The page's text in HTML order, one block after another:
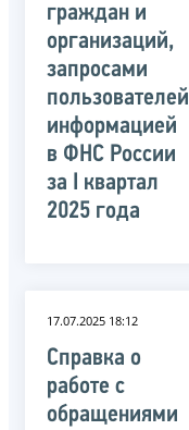
граждан и
организаций,
запросами
пользователей
информацией
в ФНС России
за I квартал
2025 года
17.07.2025 18:12
Справка о
работе с
обращениями